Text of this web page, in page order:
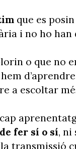
que es
i no ho
o que no
hem
a escoltar
fer sí o sí, ni
transmissió